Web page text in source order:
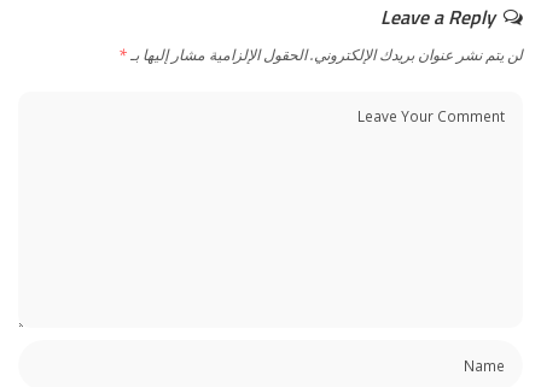
Leave a Reply
لن يتم نشر عنوان بريدك الإلكتروني.الحقول الإلزامية مشار إليها بـ*